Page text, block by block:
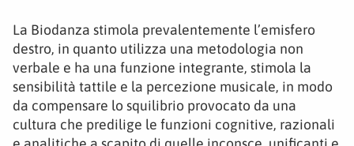
La Biodanza stimola prevalentemente l’emisfero
destro, in quanto utilizza una metodologia non
verbale e ha una funzione integrante, stimola la
sensibilità tattile e la percezione musicale, in modo
da compensare lo squilibrio provocato da una
cultura che predilige le funzioni cognitive, razionali